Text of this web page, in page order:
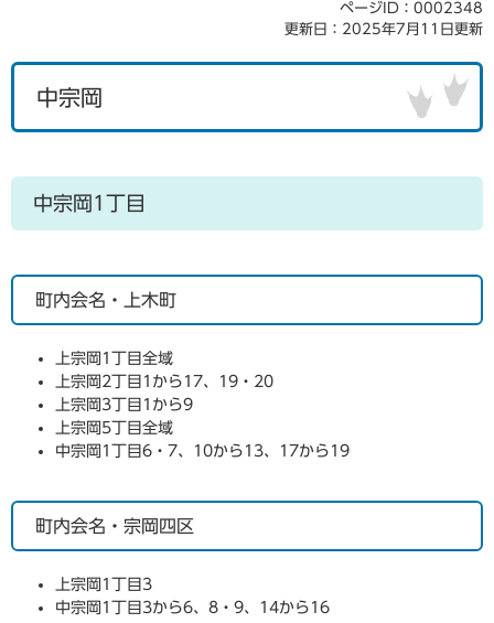
ページID：0002348
更新日：2025年7月11日更新
中宗岡
中宗岡1丁目
町内会名・上木町
上宗岡1丁目全域
上宗岡2丁目1から17、19・20
上宗岡3丁目1から9
上宗岡5丁目全域
中宗岡1丁目6・7、10から13、17から19
町内会名・宗岡四区
上宗岡1丁目3
中宗岡1丁目3から6、8・9、14から16